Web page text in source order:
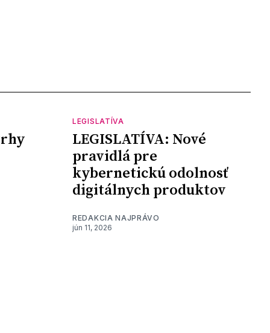
LEGISLATÍVA
LEGISLATÍVA: Nové
pravidlá pre
kybernetickú odolnosť
digitálnych produktov
REDAKCIA NAJPRÁVO
jún 11, 2026